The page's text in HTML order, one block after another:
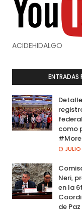
ACIDEHIDALGO
ENTRADAS
como
Neri,
en la
de